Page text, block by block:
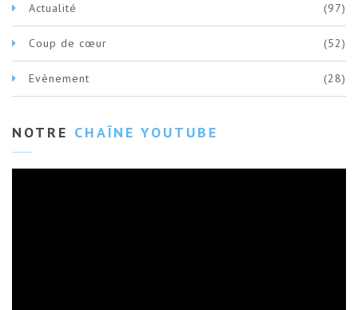
Actualité (97)
Coup de cœur (52)
Evènement (28)
NOTRE CHAÎNE YOUTUBE